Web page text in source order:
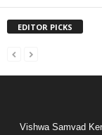
EDITOR PICKS
Vishwa Samvad